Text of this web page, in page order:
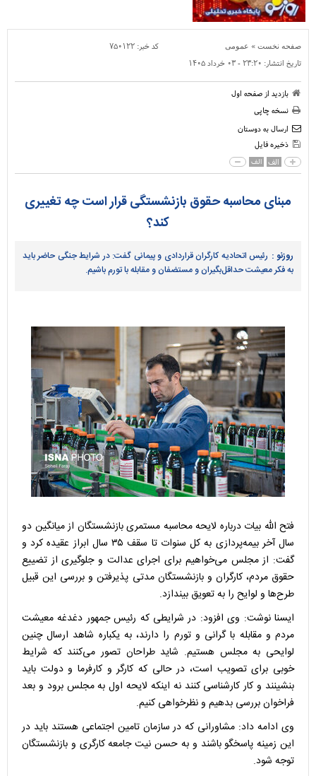
صفحه نخست » عمومی کد خبر: ۷۵۰۱۲۲
تاریخ انتشار: ۲۳:۲۰ - ۰۳ خرداد ۱۴۰۵
بازدید از صفحه اول
نسخه چاپی
ارسال به دوستان
ذخیره فایل
الف الف
مبنای محاسبه حقوق بازنشستگی قرار است چه تغییری
کند؟
روزنو : رئیس اتحادیه کارگران قراردادی و پیمانی گفت: در شرایط جنگی حاضر باید
به فکر معیشت حداقل‌بگیران و مستضفان و مقابله با تورم باشیم.
فتح الله بیات درباره لایحه محاسبه مستمری بازنشستگان از میانگین دو
سال آخر بیمه‌پردازی به کل سنوات تا سقف ۳۵ سال ابراز عقیده کرد و
گفت: از مجلس می‌خواهیم برای اجرای عدالت و جلوگیری از تضییع
حقوق مردم، کارگران و بازنشستگان مدتی پذیرفتن و بررسی این قبیل
طرح‌ها و لوایح را به تعویق بیندازد.
ایسنا نوشت: وی افزود: در شرایطی که رئیس جمهور دغدغه معیشت
مردم و مقابله با گرانی‌ و تورم را دارند، به یکباره شاهد ارسال چنین
لوایحی به مجلس هستیم. شاید طراحان تصور می‌کنند که شرایط
خوبی برای تصویب است، در حالی که کارگر و کارفرما و دولت باید
بنشینند و کار کارشناسی کنند نه اینکه لایحه اول به مجلس برود و بعد
فراخوان بررسی بدهیم و نظرخواهی کنیم.
وی ادامه داد: مشاورانی که در سازمان تامین اجتماعی هستند باید در
این زمینه پاسخگو باشند و به حسن نیت جامعه کارگری و بازنشستگان
توجه شود.